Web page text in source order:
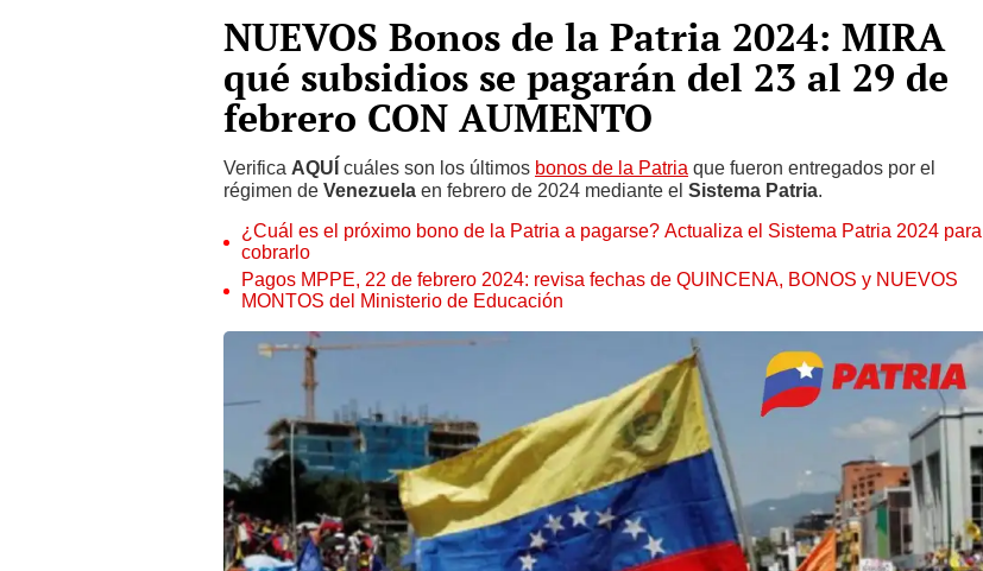
NUEVOS Bonos de la Patria 2024: MIRA
qué subsidios se pagarán del 23 al 29 de
febrero CON AUMENTO
Verifica AQUÍ cuáles son los últimos bonos de la Patria que fueron entregados por el
régimen de Venezuela en febrero de 2024 mediante el Sistema Patria.
¿Cuál es el próximo bono de la Patria a pagarse? Actualiza el Sistema Patria 2024 para
cobrarlo
Pagos MPPE, 22 de febrero 2024: revisa fechas de QUINCENA, BONOS y NUEVOS
MONTOS del Ministerio de Educación